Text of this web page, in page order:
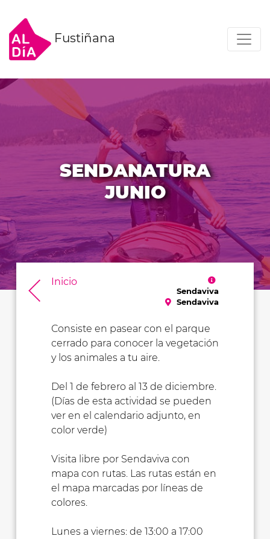
Fustiñana
SENDANATURA
JUNIO
Inicio
Sendaviva
Sendaviva
Consiste en pasear con el parque
cerrado para conocer la vegetación
y los animales a tu aire.
Del 1 de febrero al 13 de diciembre.
(Días de esta actividad se pueden
ver en el calendario adjunto, en
color verde)
Visita libre por Sendaviva con
mapa con rutas. Las rutas están en
el mapa marcadas por líneas de
colores.
Lunes a viernes: de 13:00 a 17:00